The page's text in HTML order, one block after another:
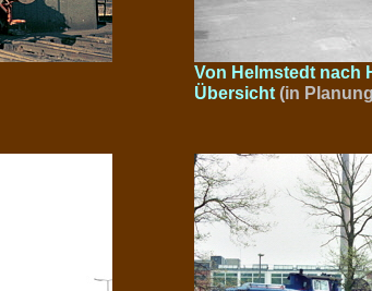
Von Helmstedt nach
Übersicht (in